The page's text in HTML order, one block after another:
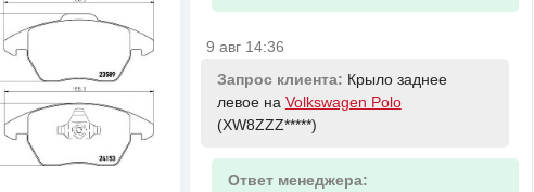
9 авг 14:36
Запрос клиента: Крыло заднее
левое на Volkswagen Polo
(XW8ZZZ*****)
Ответ менеджера: